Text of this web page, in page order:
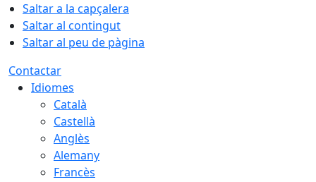
Saltar a la capçalera
Saltar al contingut
Saltar al peu de pàgina
Contactar
Idiomes
Català
Castellà
Anglès
Alemany
Francès